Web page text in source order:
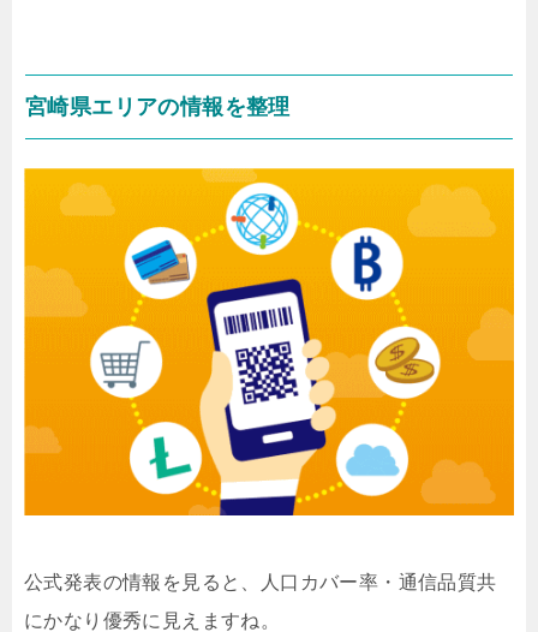
宮崎県エリアの情報を整理
公式発表の情報を見ると、人口カバー率・通信品質共
にかなり優秀に見えますね。